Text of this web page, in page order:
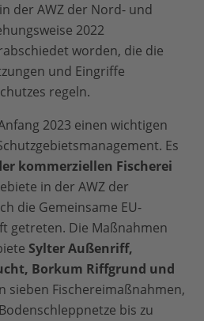
der AWZ der Nord- und
2022
worden, die die
und Eingriffe
regeln.
2023 einen wichtigen
Es
kommerziellen Fischerei
in der AWZ der
die Gemeinsame EU-
getreten. Die Maßnahmen
Sylter Außenriff,
Borkum Riffgrund und
sieben Fischereimaßnahmen,
bis zu